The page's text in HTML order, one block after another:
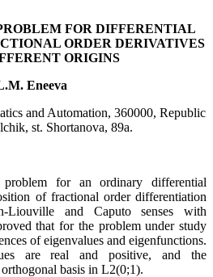
FOR DIFFERENTIAL
ORDER DERIVATIVES
ORIGINS
Eneeva
and Automation, 360000, Republic
st. Shortanova, 89a.
for an ordinary differential
of fractional order differentiation
Liouville and Caputo senses with
that for the problem under study
of eigenvalues and eigenfunctions.
are real and positive, and the
basis in L2(0;1).